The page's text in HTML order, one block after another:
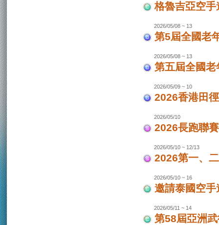
格魯吉亞空
2026/05/08 ~ 13
第5屆全國老
2026/05/08 ~ 13
第五屆全國
2026/05/09 ~ 10
2026香港田
2026/05/10
2026長跑聯
2026/05/10 ~ 12/13
2026第一、
2026/05/10 ~ 16
邀請泰國空
2026/05/11 ~ 14
第58屆亞洲